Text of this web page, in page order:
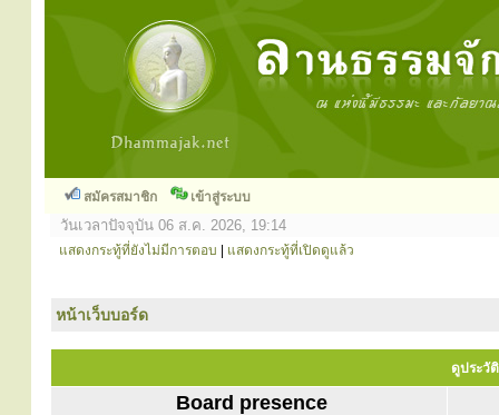
สมัครสมาชิก เข้าสู่ระบบ
วันเวลาปัจจุบัน 06 ส.ค. 2026, 19:14
แสดงกระทู้ที่ยังไม่มีการตอบ แสดงกระทู้ที่เปิดดูแล้ว
หน้าเว็บบอร์ด
ดูประวั
Board presence